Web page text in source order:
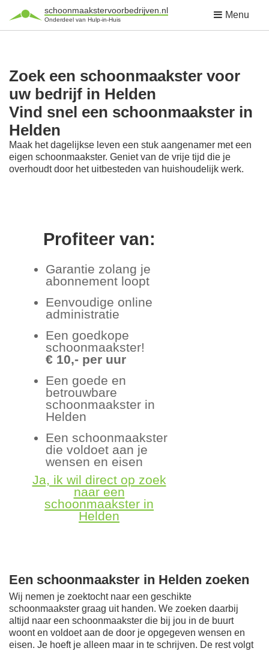
schoonmaakstervoorbedrijven.nl
Onderdeel van Hulp-in-Huis Menu
Zoek een schoonmaakster voor
uw bedrijf in Helden
Vind snel een schoonmaakster in
Helden
Maak het dagelijkse leven een stuk aangenamer met een
eigen schoonmaakster. Geniet van de vrije tijd die je
overhoudt door het uitbesteden van huishoudelijk werk.
Profiteer van:
Garantie zolang je
abonnement loopt
Eenvoudige online
administratie
Een goedkope
schoonmaakster!
€ 10,- per uur
Een goede en
betrouwbare
schoonmaakster in
Helden
Een schoonmaakster
die voldoet aan je
wensen en eisen
Ja, ik wil direct op zoek
naar een
schoonmaakster in
Helden
Een schoonmaakster in Helden zoeken
Wij nemen je zoektocht naar een geschikte
schoonmaakster graag uit handen. We zoeken daarbij
altijd naar een schoonmaakster die bij jou in de buurt
woont en voldoet aan de door je opgegeven wensen en
eisen. Je hoeft je alleen maar in te schrijven. De rest volgt